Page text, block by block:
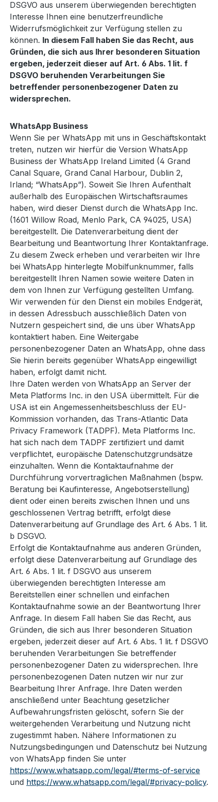
DSGVO aus unserem überwiegenden berechtigten
Interesse Ihnen eine benutzerfreundliche
Widerrufsmöglichkeit zur Verfügung stellen zu
können. In diesem Fall haben Sie das Recht, aus
Gründen, die sich aus Ihrer besonderen Situation
ergeben, jederzeit dieser auf Art. 6 Abs. 1 lit. f
DSGVO beruhenden Verarbeitungen Sie
betreffender personenbezogener Daten zu
widersprechen.
WhatsApp Business
Wenn Sie per WhatsApp mit uns in Geschäftskontakt
treten, nutzen wir hierfür die Version WhatsApp
Business der WhatsApp Ireland Limited (4 Grand
Canal Square, Grand Canal Harbour, Dublin 2,
Irland; “WhatsApp”). Soweit Sie Ihren Aufenthalt
außerhalb des Europäischen Wirtschaftsraumes
haben, wird dieser Dienst durch die WhatsApp Inc.
(1601 Willow Road, Menlo Park, CA 94025, USA)
bereitgestellt. Die Datenverarbeitung dient der
Bearbeitung und Beantwortung Ihrer Kontaktanfrage.
Zu diesem Zweck erheben und verarbeiten wir Ihre
bei WhatsApp hinterlegte Mobilfunknummer, falls
bereitgestellt Ihren Namen sowie weitere Daten in
dem von Ihnen zur Verfügung gestellten Umfang.
Wir verwenden für den Dienst ein mobiles Endgerät,
in dessen Adressbuch ausschließlich Daten von
Nutzern gespeichert sind, die uns über WhatsApp
kontaktiert haben. Eine Weitergabe
personenbezogener Daten an WhatsApp, ohne dass
Sie hierin bereits gegenüber WhatsApp eingewilligt
haben, erfolgt damit nicht.
Ihre Daten werden von WhatsApp an Server der
Meta Platforms Inc. in den USA übermittelt. Für die
USA ist ein Angemessenheitsbeschluss der EU-
Kommission vorhanden, das Trans-Atlantic Data
Privacy Framework (TADPF). Meta Platforms Inc.
hat sich nach dem TADPF zertifiziert und damit
verpflichtet, europäische Datenschutzgrundsätze
einzuhalten. Wenn die Kontaktaufnahme der
Durchführung vorvertraglichen Maßnahmen (bspw.
Beratung bei Kaufinteresse, Angebotserstellung)
dient oder einen bereits zwischen Ihnen und uns
geschlossenen Vertrag betrifft, erfolgt diese
Datenverarbeitung auf Grundlage des Art. 6 Abs. 1 lit.
b DSGVO.
Erfolgt die Kontaktaufnahme aus anderen Gründen,
erfolgt diese Datenverarbeitung auf Grundlage des
Art. 6 Abs. 1 lit. f DSGVO aus unserem
überwiegenden berechtigten Interesse am
Bereitstellen einer schnellen und einfachen
Kontaktaufnahme sowie an der Beantwortung Ihrer
Anfrage. In diesem Fall haben Sie das Recht, aus
Gründen, die sich aus Ihrer besonderen Situation
ergeben, jederzeit dieser auf Art. 6 Abs. 1 lit. f DSGVO
beruhenden Verarbeitungen Sie betreffender
personenbezogener Daten zu widersprechen. Ihre
personenbezogenen Daten nutzen wir nur zur
Bearbeitung Ihrer Anfrage. Ihre Daten werden
anschließend unter Beachtung gesetzlicher
Aufbewahrungsfristen gelöscht, sofern Sie der
weitergehenden Verarbeitung und Nutzung nicht
zugestimmt haben. Nähere Informationen zu
Nutzungsbedingungen und Datenschutz bei Nutzung
von WhatsApp finden Sie unter
https://www.whatsapp.com/legal/#terms-of-service
und https://www.whatsapp.com/legal/#privacy-policy.